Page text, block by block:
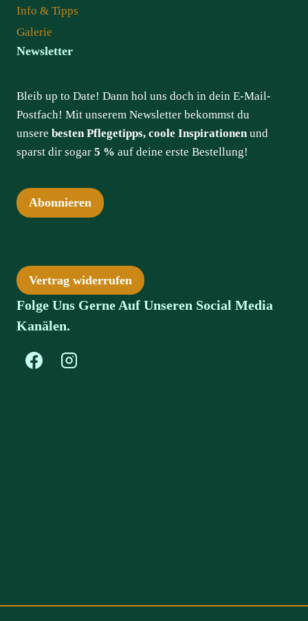
Info & Tipps
Galerie
Newsletter
Bleib up to Date! Dann hol uns doch in dein E-Mail-
Postfach! Mit unserem Newsletter bekommst du
unsere besten Pflegetipps, coole Inspirationenund
sparst dir sogar 5 % auf deine erste Bestellung!
Abonnieren
Vertrag widerrufen
Folge Uns Gerne Auf Unseren Social Media
Kanälen.